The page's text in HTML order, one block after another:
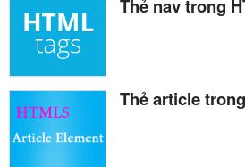
Thẻ nav trong
Thẻ article